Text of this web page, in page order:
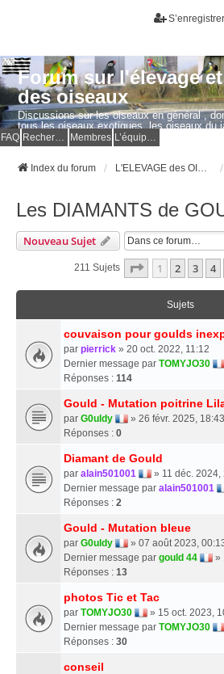
S’enregistrer
Forum sur l'élevage
des oiseaux
Discussions sur les oiseaux en général ,
tous les oiseaux exotiques, les oiseaux du
Questions, photos, expériences.
FAQ Membres
Index du forum
Les DIAMANTS de
Nouveau Sujet
211 Sujets Page 1Sur
1 2 3 4
Sujets
couvaison pour goulds
par pierrick » 20 oct. 2022, 11:12
Dernier message par TOMYJO30
Réponses : 114
Gould - Mutation poitrine
par G0uldy
» 26 févr. 2025, 18:43
Réponses : 0
Diamant de Gould
par alain501001
» 11 déc. 2024,
Dernier message par alain501001
Réponses : 2
Gould - Mutation bleue
par G0uldy
» 07 août 2023,
Dernier message par gould 44 »
Réponses : 13
photos Tic et Tac
par TOMYJO30
» 15 oct. 2023,
Dernier message par TOMYJO30
Réponses : 30
conseil